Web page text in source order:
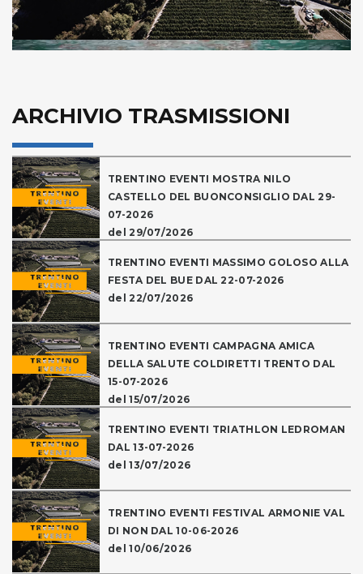
ARCHIVIO TRASMISSIONI
TRENTINO EVENTI MOSTRA NILO
CASTELLO DEL BUONCONSIGLIO DAL 29-
07-2026
del 29/07/2026
TRENTINO EVENTI MASSIMO GOLOSO ALLA
FESTA DEL BUE DAL 22-07-2026
del 22/07/2026
TRENTINO EVENTI CAMPAGNA AMICA
DELLA SALUTE COLDIRETTI TRENTO DAL
15-07-2026
del 15/07/2026
TRENTINO EVENTI TRIATHLON LEDROMAN
DAL 13-07-2026
del 13/07/2026
TRENTINO EVENTI FESTIVAL ARMONIE VAL
DI NON DAL 10-06-2026
del 10/06/2026